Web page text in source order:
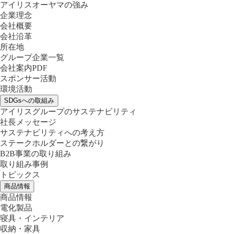
アイリスオーヤマの強み
企業理念
会社概要
会社沿革
所在地
グループ企業一覧
会社案内PDF
スポンサー活動
環境活動
SDGsへの取組み
アイリスグループのサステナビリティ
社長メッセージ
サステナビリティへの考え方
ステークホルダーとの繋がり
B2B事業の取り組み
取り組み事例
トピックス
商品情報
商品情報
電化製品
寝具・インテリア
収納・家具